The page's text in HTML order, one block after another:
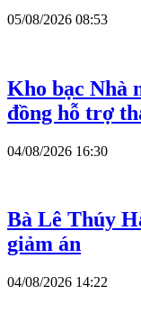
05/08/2026 08:53
Kho bạc Nhà
đồng hỗ trợ
04/08/2026 16:30
Bà Lê Thúy
giảm án
04/08/2026 14:22